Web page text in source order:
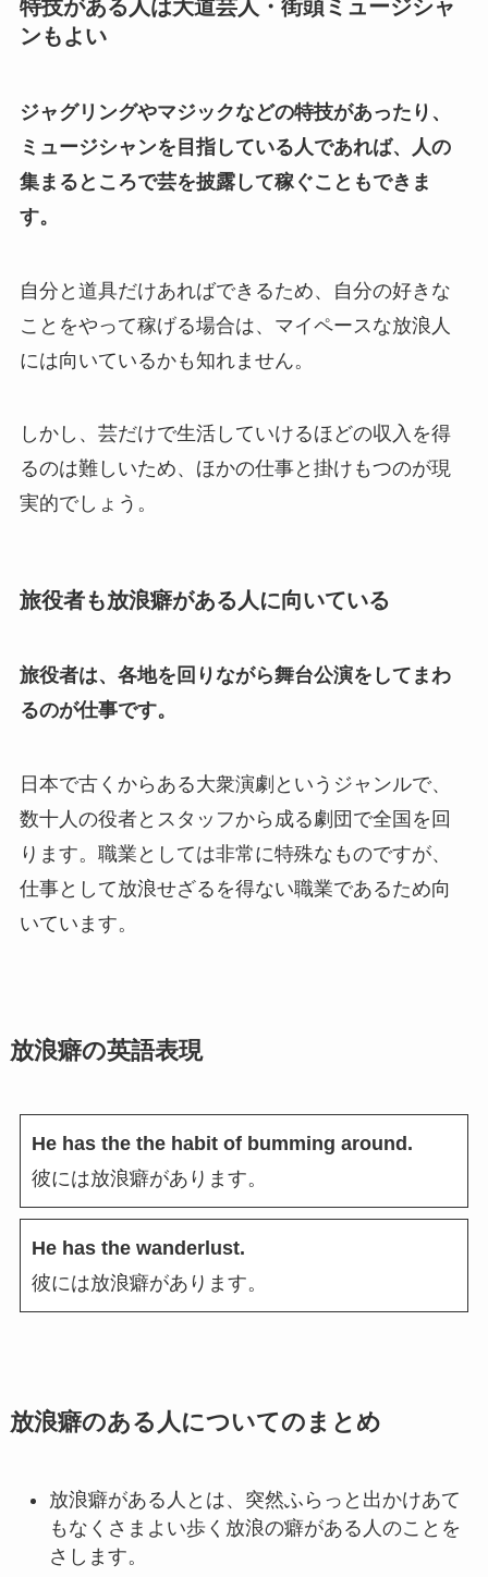
特技がある人は大道芸人・街頭ミュージシャ
ンもよい
ジャグリングやマジックなどの特技があったり、
ミュージシャンを目指している人であれば、人の
集まるところで芸を披露して稼ぐこともできま
す。
自分と道具だけあればできるため、自分の好きな
ことをやって稼げる場合は、マイペースな放浪人
には向いているかも知れません。
しかし、芸だけで生活していけるほどの収入を得
るのは難しいため、ほかの仕事と掛けもつのが現
実的でしょう。
旅役者も放浪癖がある人に向いている
旅役者は、各地を回りながら舞台公演をしてまわ
るのが仕事です。
日本で古くからある大衆演劇というジャンルで、
数十人の役者とスタッフから成る劇団で全国を回
ります。職業としては非常に特殊なものですが、
仕事として放浪せざるを得ない職業であるため向
いています。
放浪癖の英語表現
He has the the habit of bumming around.
彼には放浪癖があります。
He has the wanderlust.
彼には放浪癖があります。
放浪癖のある人についてのまとめ
放浪癖がある人とは、突然ふらっと出かけあて
もなくさまよい歩く放浪の癖がある人のことを
さします。